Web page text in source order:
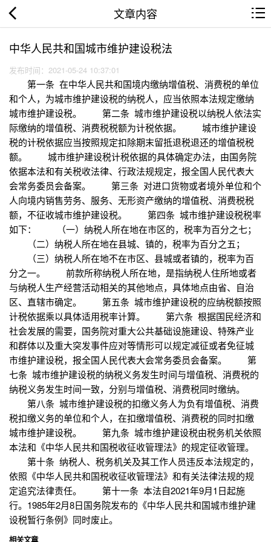
文章内容
中华人民共和国城市维护建设税法
发布时间：2021-05-24 10:37:01
第一条 在中华人民共和国境内缴纳增值税、消费税的单位
和个人，为城市维护建设税的纳税人，应当依照本法规定缴纳
城市维护建设税。 第二条 城市维护建设税以纳税人依法实
际缴纳的增值税、消费税税额为计税依据。 城市维护建设
税的计税依据应当按照规定扣除期末留抵退税退还的增值税税
额。 城市维护建设税计税依据的具体确定办法，由国务院
依据本法和有关税收法律、行政法规规定，报全国人民代表大
会常务委员会备案。 第三条 对进口货物或者境外单位和个
人向境内销售劳务、服务、无形资产缴纳的增值税、消费税税
额，不征收城市维护建设税。 第四条 城市维护建设税税率
如下： （一）纳税人所在地在市区的，税率为百分之七；
（二）纳税人所在地在县城、镇的，税率为百分之五；
（三）纳税人所在地不在市区、县城或者镇的，税率为百
分之一。 前款所称纳税人所在地，是指纳税人住所地或者
与纳税人生产经营活动相关的其他地点，具体地点由省、自治
区、直辖市确定。 第五条 城市维护建设税的应纳税额按照
计税依据乘以具体适用税率计算。 第六条 根据国民经济和
社会发展的需要，国务院对重大公共基础设施建设、特殊产业
和群体以及重大突发事件应对等情形可以规定减征或者免征城
市维护建设税，报全国人民代表大会常务委员会备案。 第
七条 城市维护建设税的纳税义务发生时间与增值税、消费税的
纳税义务发生时间一致，分别与增值税、消费税同时缴纳。
第八条 城市维护建设税的扣缴义务人为负有增值税、消费
税扣缴义务的单位和个人，在扣缴增值税、消费税的同时扣缴
城市维护建设税。 第九条 城市维护建设税由税务机关依照
本法和《中华人民共和国税收征收管理法》的规定征收管理。
第十条 纳税人、税务机关及其工作人员违反本法规定的，
依照《中华人民共和国税收征收管理法》和有关法律法规的规
定追究法律责任。 第十一条 本法自2021年9月1日起施
行。1985年2月8日国务院发布的《中华人民共和国城市维护建
设税暂行条例》同时废止。
相关文章